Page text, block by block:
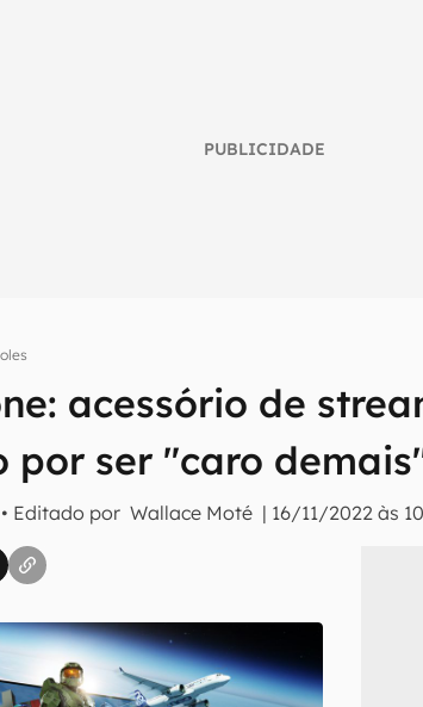
PUBLICIDADE
acessório de
por ser "caro
• Editado por Wallace Moté | 16/11/2022 às
inteligente do mundo tech!
Canaltech e receba notícias e reviews sobre
inscreva-se